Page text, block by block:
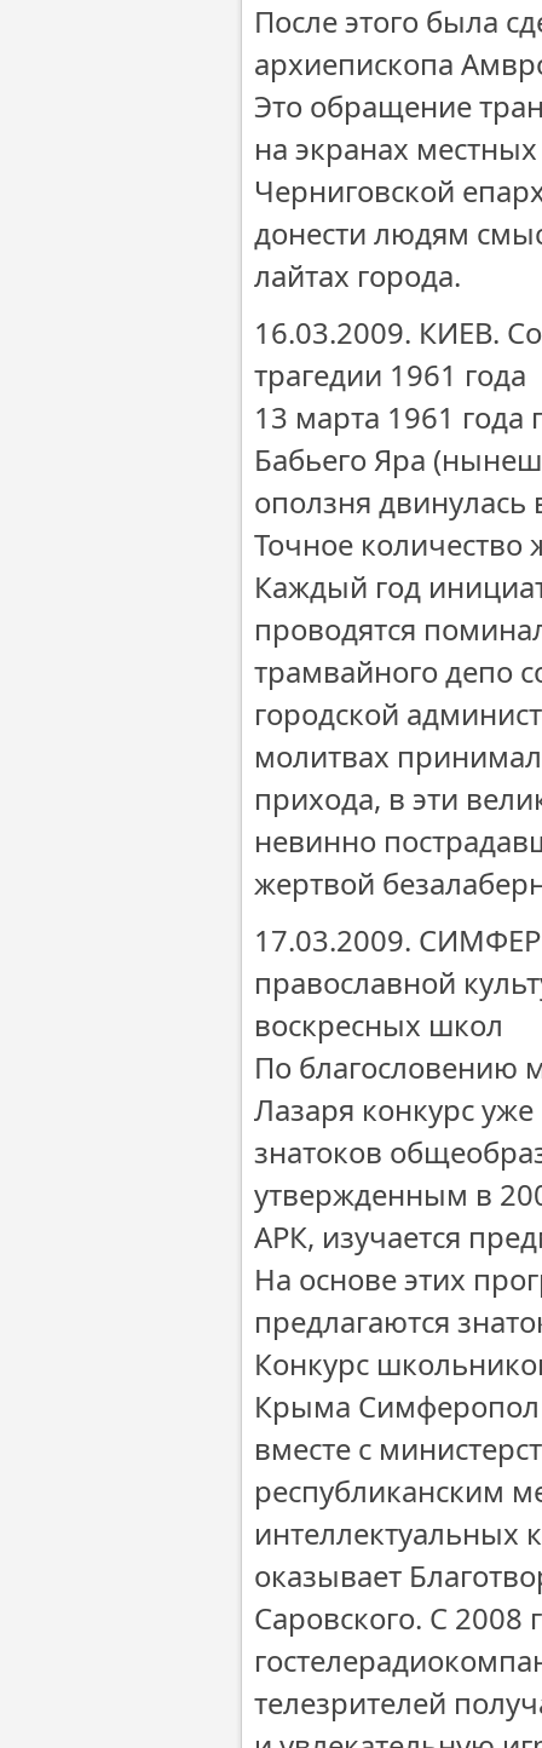
После этого была
архиепископа
Это обращение
на экранах
Черниговской
донести людям
лайтах города.
16.03.2009. КИЕВ.
трагедии 1961 года
13 марта 1961
Бабьего Яра
оползня
Точное количество
Каждый год
проводятся
трамвайного депо
городской
молитвах
прихода, в эти
невинно
жертвой
17.03.2009.
православной
воскресных школ
По благословению
Лазаря конкурс
знатоков
утвержденным в
АРК, изучается
На основе этих
предлагаются
Конкурс
Крыма
вместе с
республиканским
интеллектуальных
оказывает
Саровского. С 2008
телезрителей